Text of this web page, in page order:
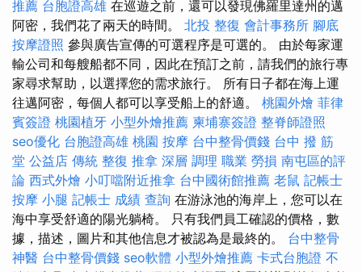
推薦 台胞證高雄 在巡遊之前，還可以發現佛羅里達州的邁
阿密，我們花了兩天的時間。 北投 整復 會計事務所 腳底
按摩證照 參與廣告宣傳的可選程序是可選的。 由於每家運
輸公司和每艘船都不同，因此在預訂之前，請我們的旅行專
家尋求幫助，以選擇您的需求旅行。 所有日子都在海上運
往邁阿密，每個人都可以享受船上的舒適。 桃園外燴 菲律
賓簽證 桃園植牙 小型外燴推薦 柬埔寨簽證 整脊師證照
seo優化 台胞證高雄 桃園 按摩 台中整骨價錢 台中 撥 筋
堂 公益店 傳統 整復 推拿 深層 調理 職業 勞損 南屯區的評
論 西式外燴 小叮噹附近推拿 台中國術館推薦 老鼠 記帳士
按摩 小腿 記帳士 成績 查詢 在游泳池的海岸上，您可以在
海中享受舒適的陽光躺椅。 只有我們員工確認的價格，數
據，描述，圖片和其他信息才被認為是最終的。 台中整骨
神醫 台中整骨價錢 seo軟體 小型外燴推薦 卡式台胞證 不